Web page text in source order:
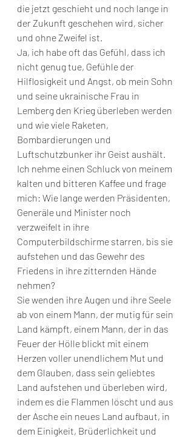
die jetzt geschieht und noch lange in
der Zukunft geschehen wird, sicher
und ohne Zweifel ist.
Ja, ich habe oft das Gefühl, dass ich
nicht genug tue, Gefühle der
Hilflosigkeit und Angst, ob mein Sohn
und seine ukrainische Frau in
Lemberg den Krieg überleben werden
und wie viele Raketen,
Bombardierungen und
Luftschutzbunker ihr Geist aushält.
Ich nehme einen Schluck von meinem
kalten und bitteren Kaffee und frage
mich: Wie lange werden Präsidenten,
Generäle und Minister noch
verzweifelt in ihre
Computerbildschirme starren, bis sie
aufstehen und das Gewehr des
Friedens in ihre zitternden Hände
nehmen?
Sie wenden ihre Augen und ihre Seele
ab von einem Mann, der mutig für sein
Land kämpft, einem Mann, der in das
Feuer der Hölle blickt mit einem
Herzen voller unendlichem Mut und
dem Glauben, dass sein geliebtes
Land aufstehen und überleben wird,
indem es die Flammen löscht und aus
der Asche ein neues Land aufbaut, in
dem Einigkeit, Brüderlichkeit und